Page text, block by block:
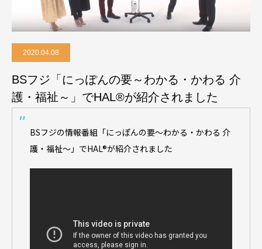
2020.04.08
BSフジ「にっぽんの要～わかる・かわる 介
護・福祉～」でHAL®︎が紹介されました
BSフジの情報番組「にっぽんの要～わかる・かわる 介
護・福祉～」でHAL®︎が紹介されました